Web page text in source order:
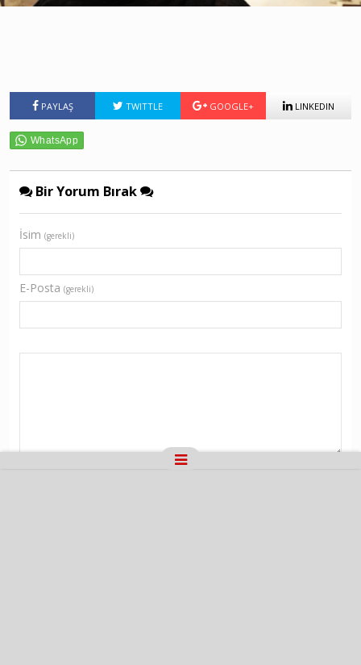
PAYLAŞ TWITTLE GOOGLE+ LINKEDIN
Bir Yorum Bırak
İsim (gerekli)
E-Posta (gerekli)